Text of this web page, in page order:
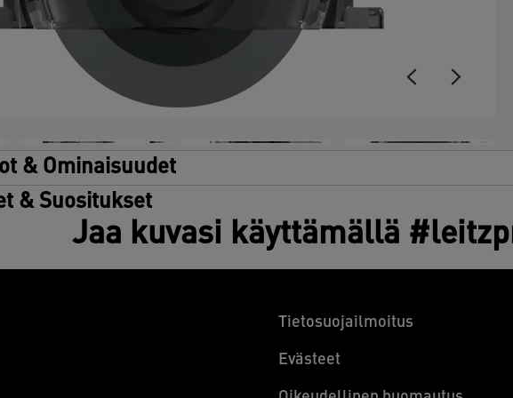
& Ominaisuudet
& Suositukset
Jaa kuvasi käyttämällä
Tietosuojailmoitus
Evästeet